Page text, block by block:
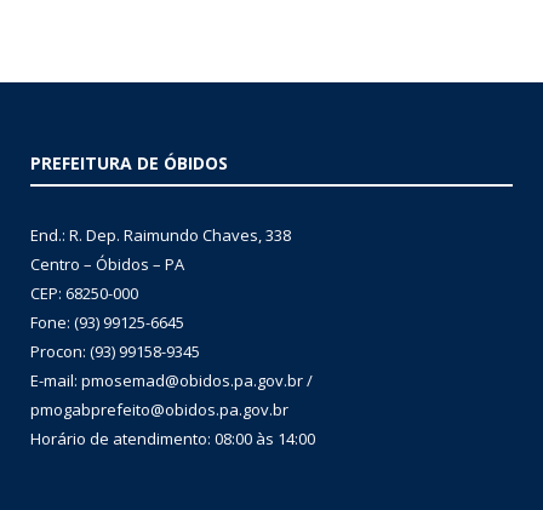
PREFEITURA DE ÓBIDOS
End.: R. Dep. Raimundo Chaves, 338
Centro – Óbidos – PA
CEP: 68250-000
Fone: (93) 99125-6645
Procon: (93) 99158-9345
E-mail: pmosemad@obidos.pa.gov.br /
pmogabprefeito@obidos.pa.gov.br
Horário de atendimento: 08:00 às 14:00